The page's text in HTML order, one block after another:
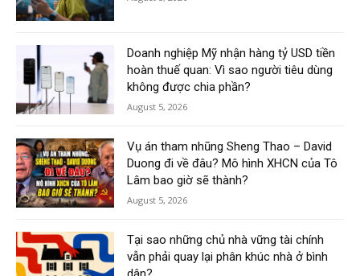
Doanh nghiệp Mỹ nhận hàng tỷ USD tiền
hoàn thuế quan: Vì sao người tiêu dùng
không được chia phần?
August 5, 2026
Vụ án tham nhũng Sheng Thao – David
Duong đi về đâu? Mô hình XHCN của Tô
Lâm bao giờ sẽ thành?
August 5, 2026
Tại sao những chủ nhà vững tài chính
vẫn phải quay lại phân khúc nhà ở bình